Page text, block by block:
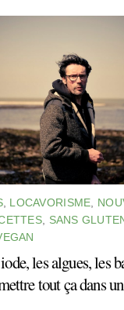
, LOCAVORISME,
, SANS
les algues, les
tout ça dans